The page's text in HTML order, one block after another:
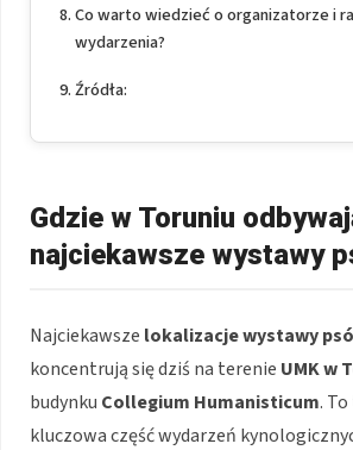
Co warto wiedzieć o organizatorze i
wydarzenia?
Źródła:
Gdzie w Toruniu
najciekawsze wystawy
Najciekawsze lokalizacje wystawy
koncentrują się dziś na terenie UMK w
budynku Collegium Humanisticum.
kluczowa część wydarzeń